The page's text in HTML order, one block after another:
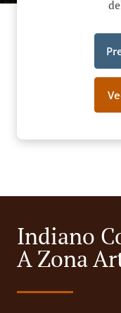
Indiano
A Zona